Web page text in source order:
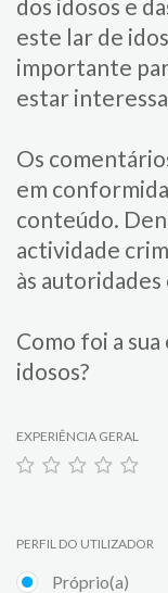
dos idosos e
este lar de
importante
estar
Os
em
conteúdo.
actividade
às
Como foi a
idosos?
EXPERIÊNCIA GERAL
PERFIL DO UTILIZADOR
Próprio(a)